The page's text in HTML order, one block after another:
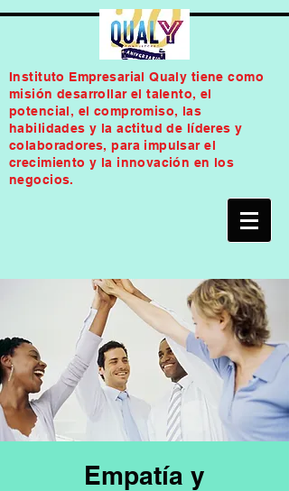
Instituto Empresarial Qualy tiene como
misión desarrollar el talento, el
potencial, el compromiso, las
habilidades y la actitud de líderes y
colaboradores, para impulsar el
crecimiento y la innovación en los
negocios.
Empatía y